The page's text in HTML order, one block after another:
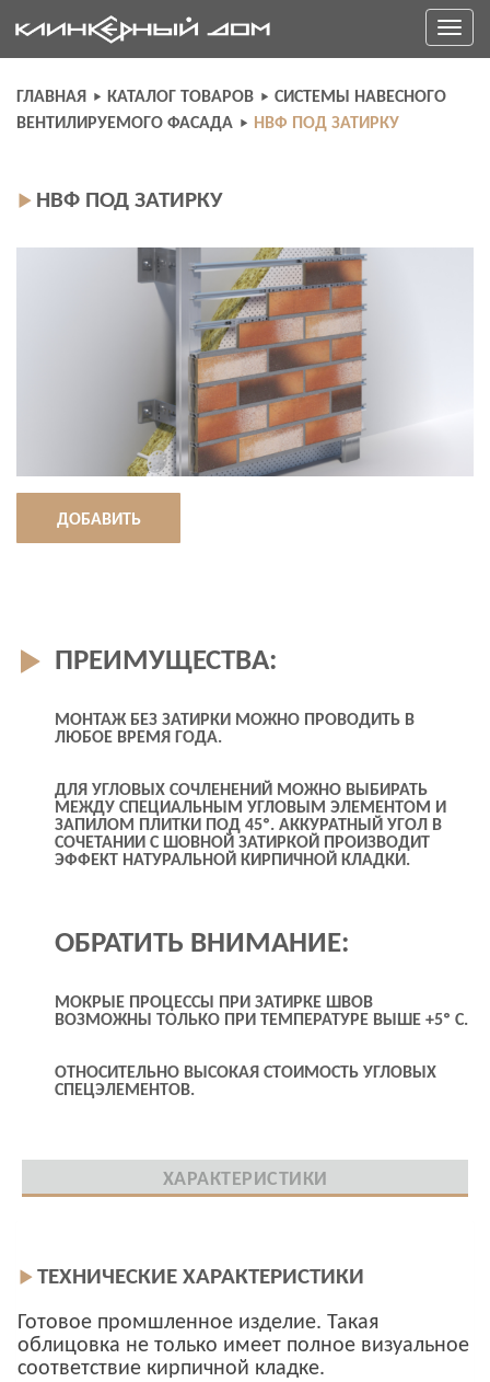
to
content
Toggle
ГЛАВНАЯ КАТАЛОГ ТОВАРОВ
СИСТЕМЫ НАВЕСНОГО
ВЕНТИЛИРУЕМОГО ФАСАДА
НВФ ПОД ЗАТИРКУ
НВФ ПОД ЗАТИРКУ
ДОБАВИТЬ
ПРЕИМУЩЕСТВА:
МОНТАЖ БЕЗ ЗАТИРКИ МОЖНО ПРОВОДИТЬ В
ЛЮБОЕ ВРЕМЯ ГОДА.
ДЛЯ УГЛОВЫХ СОЧЛЕНЕНИЙ МОЖНО ВЫБИРАТЬ
МЕЖДУ СПЕЦИАЛЬНЫМ УГЛОВЫМ ЭЛЕМЕНТОМ И
ЗАПИЛОМ ПЛИТКИ ПОД 45º. АККУРАТНЫЙ УГОЛ В
СОЧЕТАНИИ С ШОВНОЙ ЗАТИРКОЙ ПРОИЗВОДИТ
ЭФФЕКТ НАТУРАЛЬНОЙ КИРПИЧНОЙ КЛАДКИ.
ОБРАТИТЬ ВНИМАНИЕ:
МОКРЫЕ ПРОЦЕССЫ ПРИ ЗАТИРКЕ ШВОВ
ВОЗМОЖНЫ ТОЛЬКО ПРИ ТЕМПЕРАТУРЕ ВЫШЕ +5º С.
ОТНОСИТЕЛЬНО ВЫСОКАЯ СТОИМОСТЬ УГЛОВЫХ
СПЕЦЭЛЕМЕНТОВ.
ХАРАКТЕРИСТИКИ
ТЕХНИЧЕСКИЕ ХАРАКТЕРИСТИКИ
Готовое промшленное изделие. Такая
облицовка не только имеет полное визуальное
соответствие кирпичной кладке.